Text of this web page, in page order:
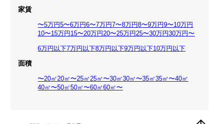
家賃
〜5万円5〜6万円6〜7万円7〜8万円8〜9万円9〜10万円
10〜15万円 15〜20万円20〜25万円25〜30万円30万円〜
6万円以下7万円以下8万円以下9万円以下10万円以下
面積
〜20㎡20㎡〜25㎡25㎡〜30㎡30㎡〜35㎡35㎡〜40㎡
40㎡〜50㎡50㎡〜60㎡60㎡〜